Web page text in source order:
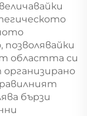
областта си
бързи